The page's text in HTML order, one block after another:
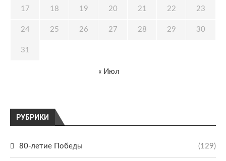
РУБРИКИ
80-летие Победы (129)
17 18 19 20 21 22 23
24 25 26 27 28 29 30
31
« Июл